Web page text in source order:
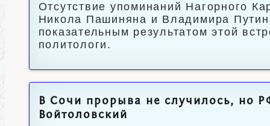
Отсутствие упоминаний Нагорного
Никола Пашиняна и Владимира
показательным результатом этой
политологи.
В Сочи прорыва не случилось, но
Войтоловский